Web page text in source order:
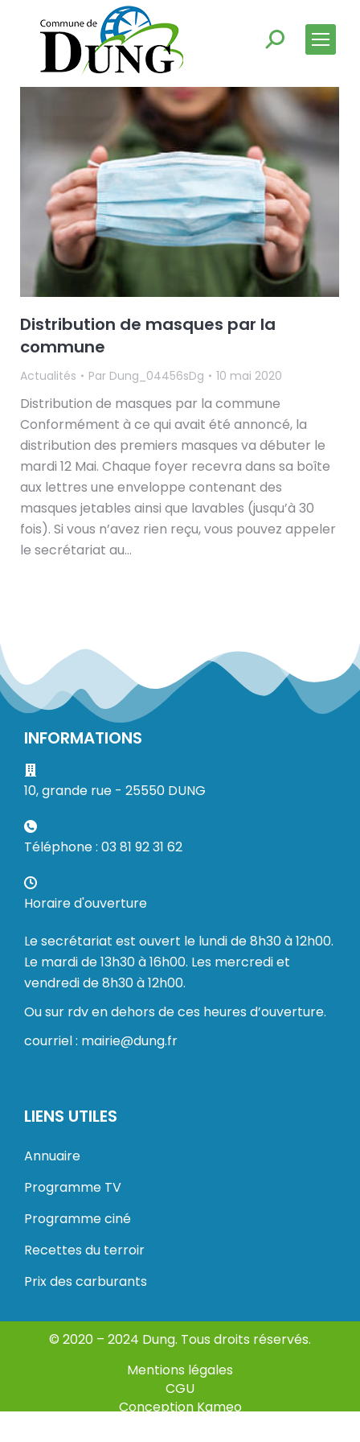
Distribution de masques par la
commune
Actualités Par Dung_04456sDg 10 mai 2020
Distribution de masques par la commune
Conformément à ce qui avait été annoncé, la
distribution des premiers masques va débuter le
mardi 12 Mai. Chaque foyer recevra dans sa boîte
aux lettres une enveloppe contenant des
masques jetables ainsi que lavables (jusqu’à 30
fois). Si vous n’avez rien reçu, vous pouvez appeler
le secrétariat au…
INFORMATIONS
10, grande rue - 25550 DUNG
Téléphone : 03 81 92 31 62
Horaire d'ouverture
Le secrétariat est ouvert le lundi de 8h30 à 12h00.
Le mardi de 13h30 à 16h00. Les mercredi et
vendredi de 8h30 à 12h00.
Ou sur rdv en dehors de ces heures d’ouverture.
courriel : mairie@dung.fr
LIENS UTILES
Annuaire
Programme TV
Programme ciné
Recettes du terroir
Prix des carburants
© 2020 – 2024 Dung. Tous droits réservés.
Mentions légales
CGU
Conception Kameo